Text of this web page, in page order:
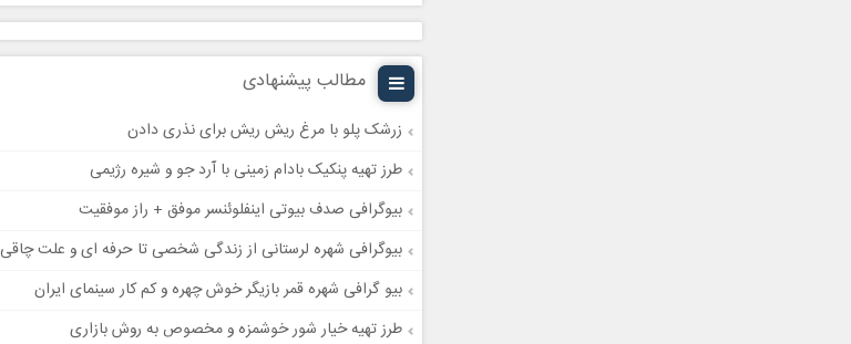
مطالب پیشنهادی
زرشک پلو با مرغ ریش ریش برای نذری دادن
طرز تهیه پنکیک بادام زمینی با آرد جو و شیره رژیمی
بیوگرافی صدف بیوتی اینفلوئنسر موفق + راز موفقیت
بیوگرافی شهره لرستانی از زندگی شخصی تا حرفه ای و علت چاقی
بیو گرافی شهره قمر بازیگر خوش چهره و کم کار سینمای ایران
طرز تهیه خیار شور خوشمزه و مخصوص به روش بازاری